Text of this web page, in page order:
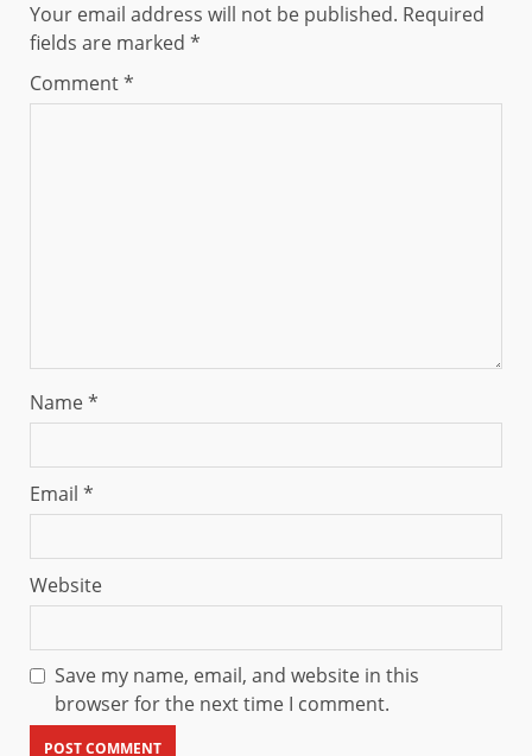
Your email address will not be published. Required
fields are marked *
Comment*
Name*
Email *
Website
Save my name, email, and website in this
browser for the next time I comment.